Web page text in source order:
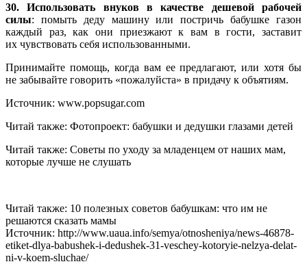
30. Использовать внуков в качестве дешевой рабочей
силы: помыть деду машину или постричь бабушке газон
каждый раз, как они приезжают к вам в гости, заставит
их чувствовать себя использованными.
Принимайте помощь, когда вам ее предлагают, или хотя бы
не забывайте говорить «пожалуйста» в придачу к объятиям.
Источник: www.popsugar.com
Читай также: Фотопроект: бабушки и дедушки глазами детей
Читай также: Советы по уходу за младенцем от наших мам,
которые лучше не слушать
Читай также: 10 полезных советов бабушкам: что им не
решаются сказать мамы
Источник: http://www.uaua.info/semya/otnosheniya/news-46878-
etiket-dlya-babushek-i-dedushek-31-veschey-kotoryie-nelzya-delat-
ni-v-koem-sluchae/